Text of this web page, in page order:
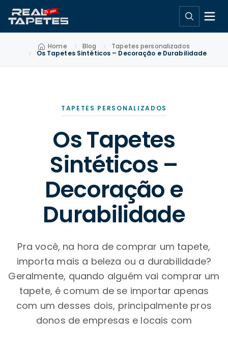
Home Blog
Tapetes personalizados
Os Tapetes Sintéticos – Decoração e Durabilidade
TAPETES PERSONALIZADOS
Os Tapetes
Sintéticos –
Decoração e
Durabilidade
Pra você, na hora de comprar um tapete,
importa mais a beleza ou a durabilidade?
Geralmente, quando alguém vai comprar um
tapete, é comum de se importar apenas
com um desses dois, principalmente pros
donos de empresas e locais com